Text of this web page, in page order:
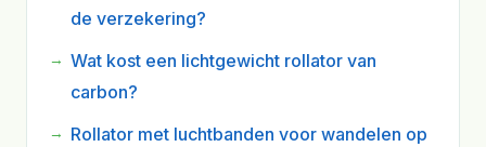
de verzekering?
Wat kost een lichtgewicht rollator van
carbon?
Rollator met luchtbanden voor wandelen op